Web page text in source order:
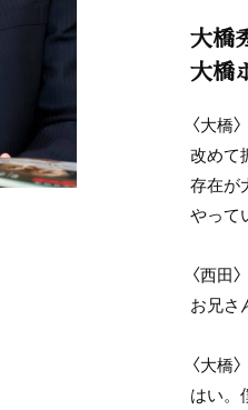
大橋
大橋
〈大橋〉
改めて
存在が
やって
〈西田〉
お兄さ
〈大橋〉
はい。